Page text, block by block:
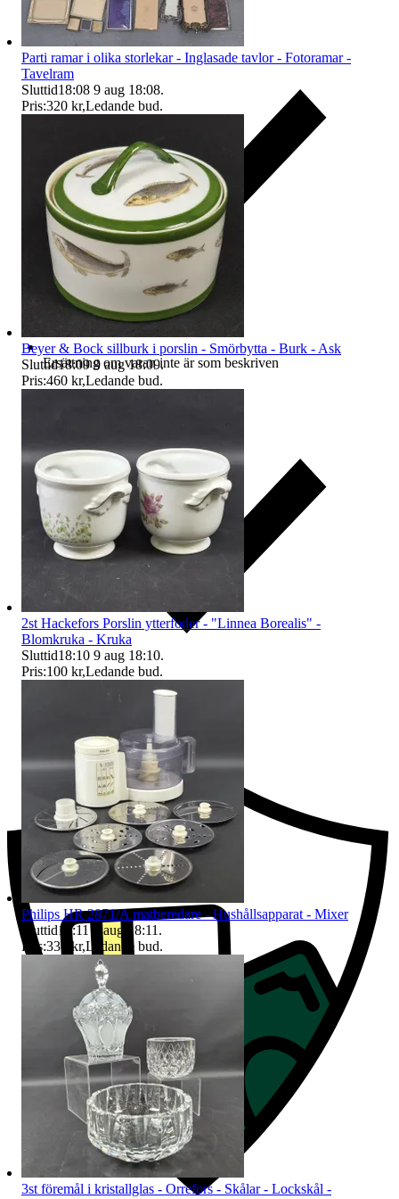
Ersättning om varan inte är som beskriven
Ersättning om du inte får din vara
Parti ramar i olika storlekar - Inglasade tavlor - Fotoramar -
Tavelram
Sluttid18:08 9 aug 18:08.
Pris:320 kr,Ledande bud.
Beyer & Bock sillburk i porslin - Smörbytta - Burk - Ask
Sluttid18:09 9 aug 18:09.
Pris:460 kr,Ledande bud.
2st Hackefors Porslin ytterfoder - "Linnea Borealis" -
Blomkruka - Kruka
Sluttid18:10 9 aug 18:10.
Pris:100 kr,Ledande bud.
Philips HR 2871/A matberedare - Hushållsapparat - Mixer
Sluttid18:11 9 aug 18:11 .
Pris:330 kr,Ledande bud.
3st föremål i kristallglas - Orrefors - Skålar - Lockskål -